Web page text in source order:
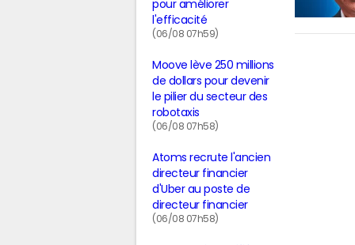
pour améliorer
l'efficacité
(06/08 07h59)
Moove lève 250 millions
de dollars pour devenir
le pilier du secteur des
robotaxis
(06/08 07h58)
Atoms recrute l'ancien
directeur financier
d'Uber au poste de
directeur financier
(06/08 07h58)